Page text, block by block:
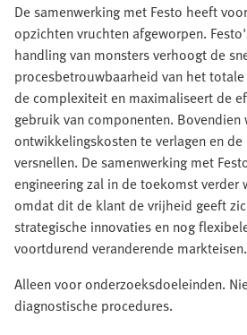
De samenwerking met Festo heeft
opzichten vruchten afgeworpen.
handling van monsters verhoogt de
procesbetrouwbaarheid van het
de complexiteit en maximaliseert de
gebruik van componenten.
ontwikkelingskosten te verlagen en
versnellen. De samenwerking met
engineering zal in de toekomst verder
omdat dit de klant de vrijheid geeft
strategische innovaties en nog
voortdurend veranderende markteisen.
Alleen voor onderzoeksdoeleinden.
diagnostische procedures.